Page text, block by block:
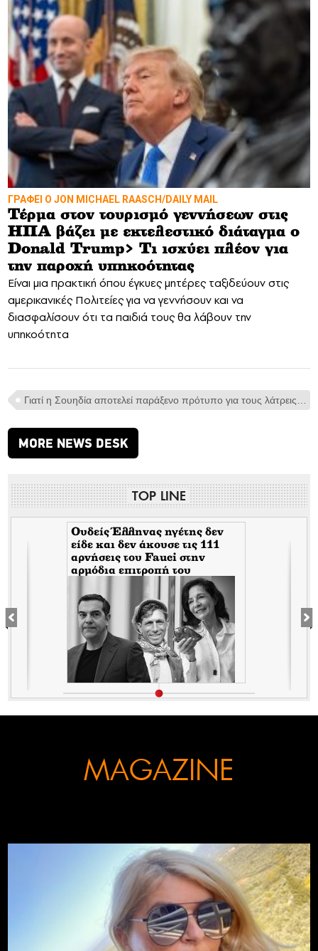
ΓΡΑΦΕΙ Ο JON MICHAEL RAASCH/DAILY MAIL
Τέρμα στον τουρισμό γεννήσεων στις
ΗΠΑ βάζει με εκτελεστικό διάταγμα ο
Donald Trump> Τι ισχύει πλέον για
την παροχή υπηκοότητας
Είναι μια πρακτική όπου έγκυες μητέρες ταξιδεύουν στις
αμερικανικές Πολιτείες για να γεννήσουν και να
διασφαλίσουν ότι τα παιδιά τους θα λάβουν την
υπηκοότητα
MORE NEWS DESK
TOP LINE
Ουδείς Έλληνας ηγέτης δεν
είδε και δεν άκουσε τις 111
αρνήσεις του Fauci στην
αρμόδια επιτροπή του
Κογκρέσου. Δείτε γιατί!
MAGAZINE